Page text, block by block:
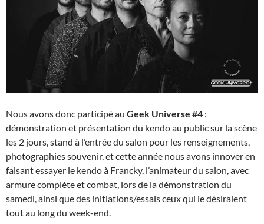
Nous avons donc participé au Geek Universe #4 :
démonstration et présentation du kendo au public sur la scène
les 2 jours, stand à l’entrée du salon pour les renseignements,
photographies souvenir, et cette année nous avons innover en
faisant essayer le kendo à Francky, l’animateur du salon, avec
armure complète et combat, lors de la démonstration du
samedi, ainsi que des initiations/essais ceux qui le désiraient
tout au long du week-end.